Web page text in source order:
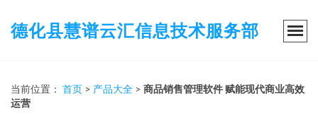
德化县慧谱云汇信息技术服务部
当前位置： 首页 > 产品大全 > 商品销售管理软件 赋能现代商业高效
运营